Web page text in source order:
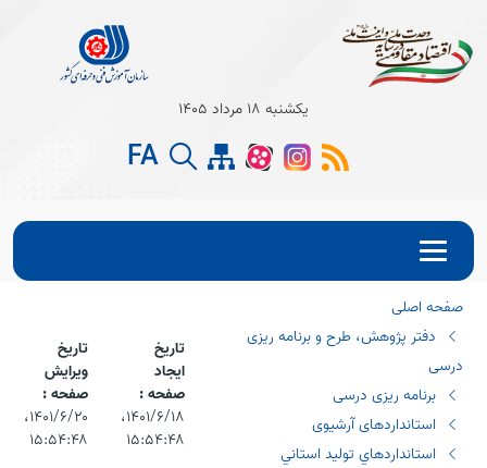
Open
یکشنبه 18 مرداد 1405
FA
صفحه اصلی
دفتر پژوهش، طرح و برنامه ریزی
درسی
برنامه ریزی درسی
استانداردهای آرشیوی
استانداردهاي توليد استاني
تاریخ
ایجاد
صفحه :
۱۴۰۱/۶/۱۸،‏
۱۵:۵۴:۴۸
تاریخ
ویرایش
صفحه :
۱۴۰۱/۶/۲۰،‏
۱۵:۵۴:۴۸